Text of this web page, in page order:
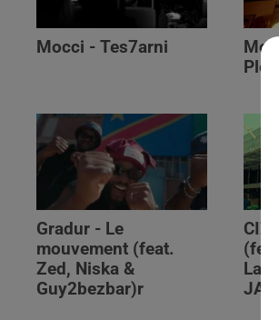
Mocci - Tes7arni
Gradur - Le
mouvement (feat.
Zed, Niska &
Guy2bezbar)r